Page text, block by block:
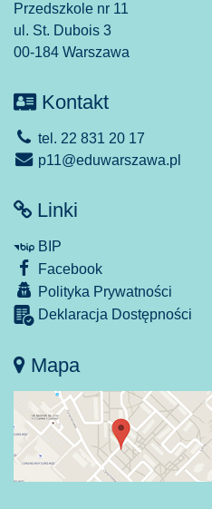
Przedszkole nr 11
ul. St. Dubois 3
00-184 Warszawa
Kontakt
tel. 22 831 20 17
p11@eduwarszawa.pl
Linki
BIP
Facebook
Polityka Prywatności
Deklaracja Dostępności
Mapa